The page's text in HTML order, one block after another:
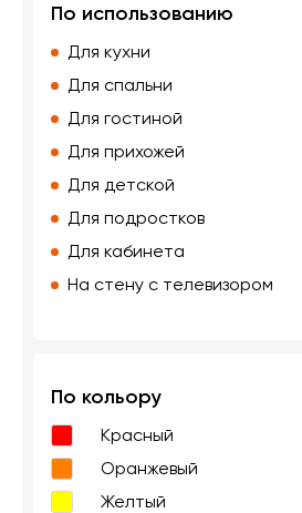
По использованию
Для кухни
Для спальни
Для гостиной
Для прихожей
Для детской
Для подростков
Для кабинета
На стену с телевизором
По кольору
Красный
Оранжевый
Желтый